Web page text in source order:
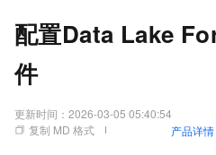
配置Data Lake
件
更新时间： 2026-03-05 05:40:54
复制 MD 格式
产品详情